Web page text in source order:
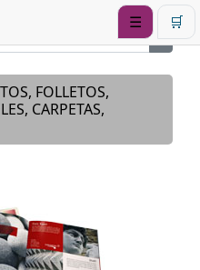
☰ 🛒
FOLLETOS,
CARPETAS,